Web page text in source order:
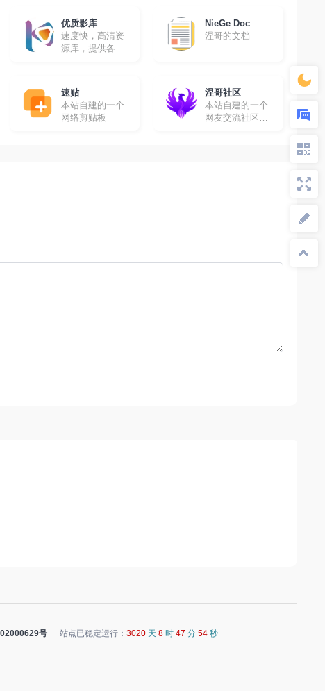
优质影库
速度快，高清资
源库，提供各种
NieGe Doc
涅哥的文档
速贴
本站自建的一个
网络剪贴板
涅哥社区
本站自建的一个
网友交流社区，
号 站点已稳定运行： 3020 天 8 时 47 分 54 秒